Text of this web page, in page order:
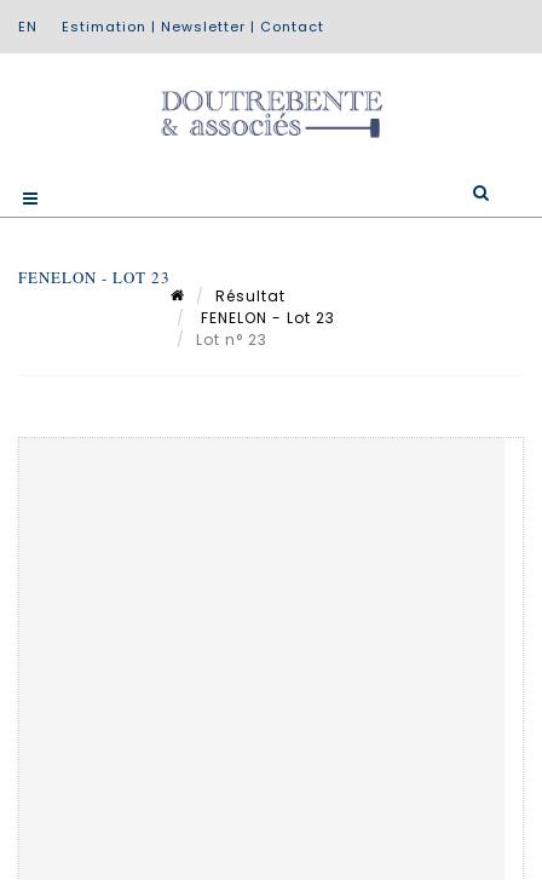
Estimation | Newsletter | Contact
FENELON - LOT 23
Résultat
FENELON - Lot 23
Lot n° 23